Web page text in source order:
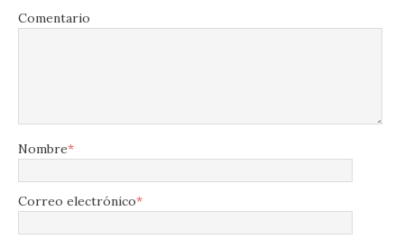
Comentario
Nombre*
Correo electrónico*